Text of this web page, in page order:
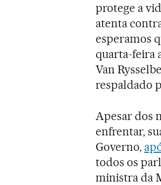
protege a
atenta
esperamos
quarta-feira
Van
respaldado
Apesar dos
enfrentar,
Governo,
todos os
ministra da